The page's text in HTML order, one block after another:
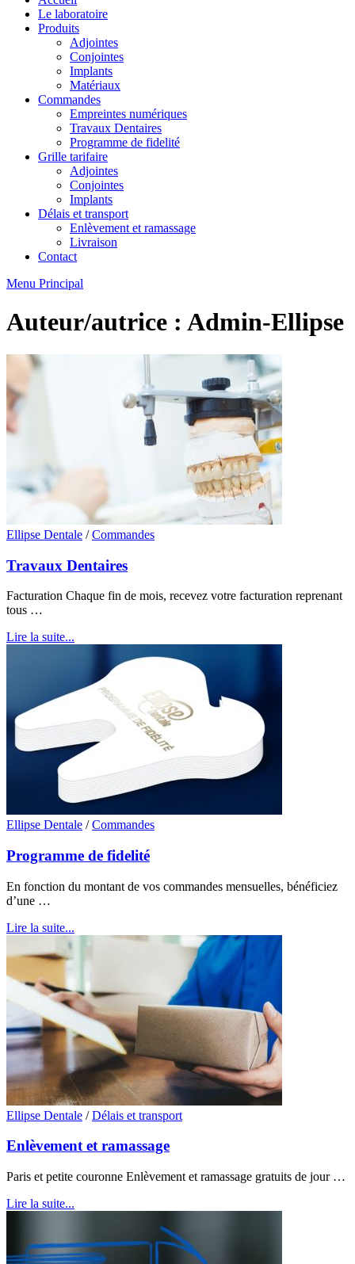
Le laboratoire
Produits
Adjointes
Conjointes
Implants
Matériaux
Commandes
Empreintes numériques
Travaux Dentaires
Programme de fidelité
Grille tarifaire
Adjointes
Conjointes
Implants
Délais et transport
Enlèvement et ramassage
Livraison
Contact
Menu Principal
Auteur/autrice : Admin-Ellipse
Ellipse Dentale /Commandes
Travaux Dentaires
Facturation Chaque fin de mois, recevez votre facturation reprenant
tous …
Lire la suite...
Ellipse Dentale /Commandes
Programme de fidelité
En fonction du montant de vos commandes mensuelles, bénéficiez
d’une …
Lire la suite...
Ellipse Dentale /Délais et transport
Enlèvement et ramassage
Paris et petite couronne Enlèvement et ramassage gratuits de jour …
Lire la suite...